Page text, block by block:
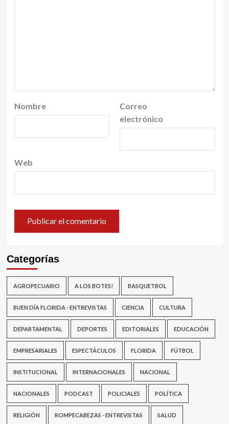
Nombre
Correo
electrónico
Web
Categorías
AGROPECUARIO A LOS BOTES! BASQUETBOL
BUEN DÍA FLORIDA - ENTREVISTAS CIENCIA CULTURA
DEPARTAMENTAL DEPORTES EDITORIALES EDUCACIÓN
EMPRESARIALES ESPECTÁCULOS FLORIDA FÚTBOL
INSTITUCIONAL INTERNACIONALES NACIONAL
NACIONALES PODCAST POLICIALES POLÍTICA
RELIGIÓN ROMPECABEZAS - ENTREVISTAS SALUD